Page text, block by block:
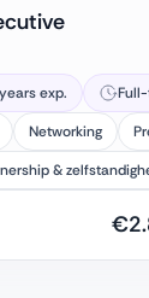
exp.
Networking
&
€